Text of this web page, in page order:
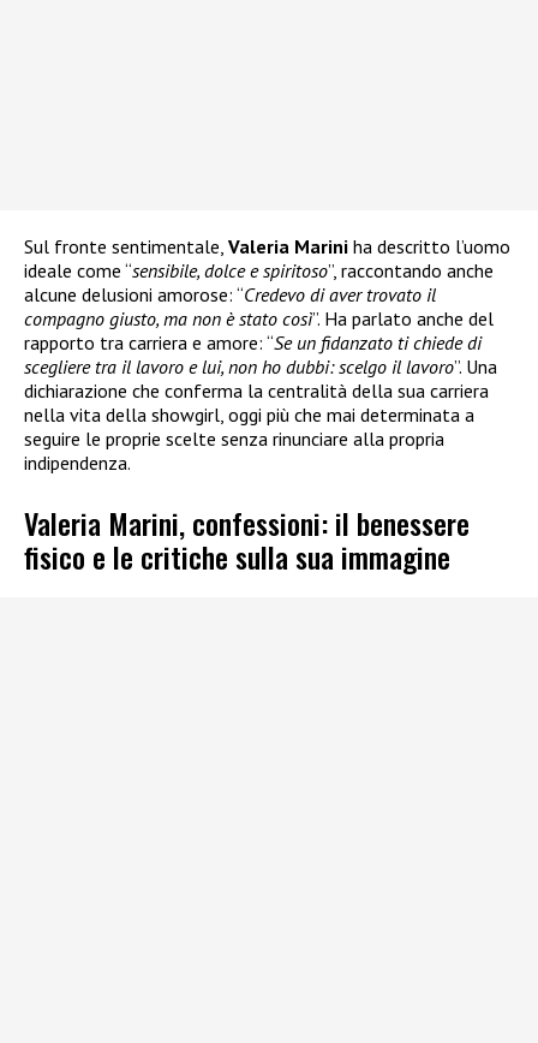
Sul fronte sentimentale, Valeria Marini ha descritto l’uomo
ideale come “sensibile, dolce e spiritoso”, raccontando anche
alcune delusioni amorose: “Credevo di aver trovato il
compagno giusto, ma non è stato così”. Ha parlato anche del
rapporto tra carriera e amore: “Se un fidanzato ti chiede di
scegliere tra il lavoro e lui, non ho dubbi: scelgo il lavoro”. Una
dichiarazione che conferma la centralità della sua carriera
nella vita della showgirl, oggi più che mai determinata a
seguire le proprie scelte senza rinunciare alla propria
indipendenza.
Valeria Marini, confessioni: il benessere
fisico e le critiche sulla sua immagine